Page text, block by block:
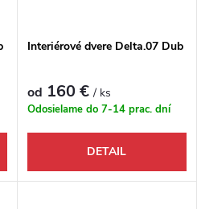
Interiérové dvere Delta.07 Dub
od 160 €/ ks
Odosielame do 7-14 prac. dní
DETAIL